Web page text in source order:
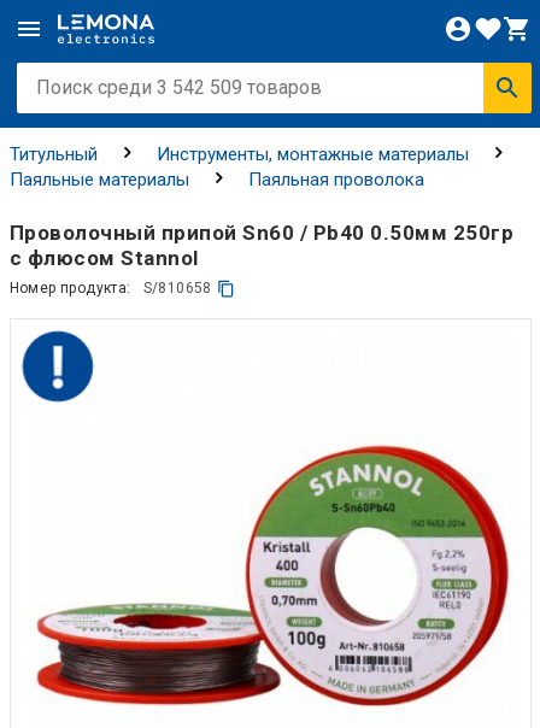
Титульный
Инструменты, монтажные материалы
Паяльные материалы
Паяльная проволока
Проволочный припой Sn60 / Pb40 0.50мм 250гр
с флюсом Stannol
Номер продукта: S/810658